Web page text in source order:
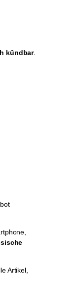
kündbar.
Artikel,